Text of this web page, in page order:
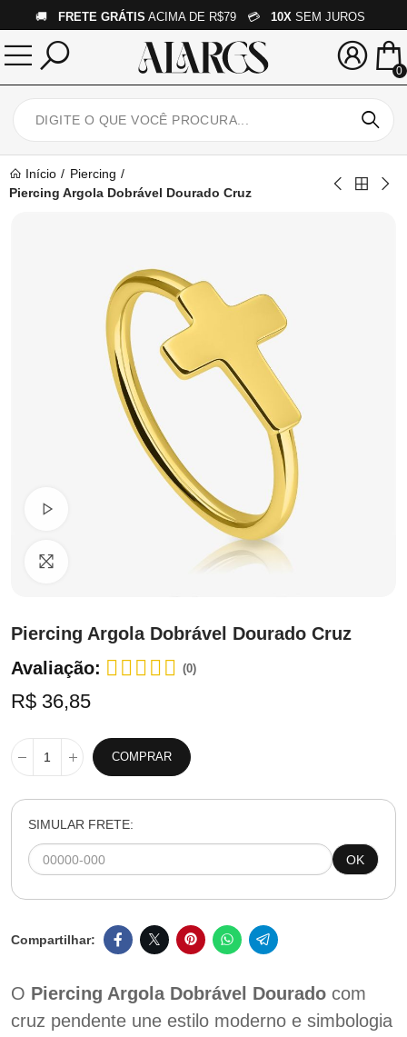
🚚 FRETE GRÁTIS ACIMA DE R$79 💳 10X SEM JUROS
0
Início
Piercing
Piercing Argola Dobrável Dourado Cruz
Clique para ampliar
Piercing Argola Dobrável Dourado Cruz
Avaliação:
(0)
R$ 36,85
COMPRAR
SIMULAR FRETE:
OK
O Piercing Argola Dobrável Dourado com
cruz pendente une estilo moderno e simbologia